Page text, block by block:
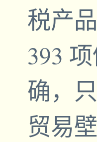
税产
393
确，
贸易